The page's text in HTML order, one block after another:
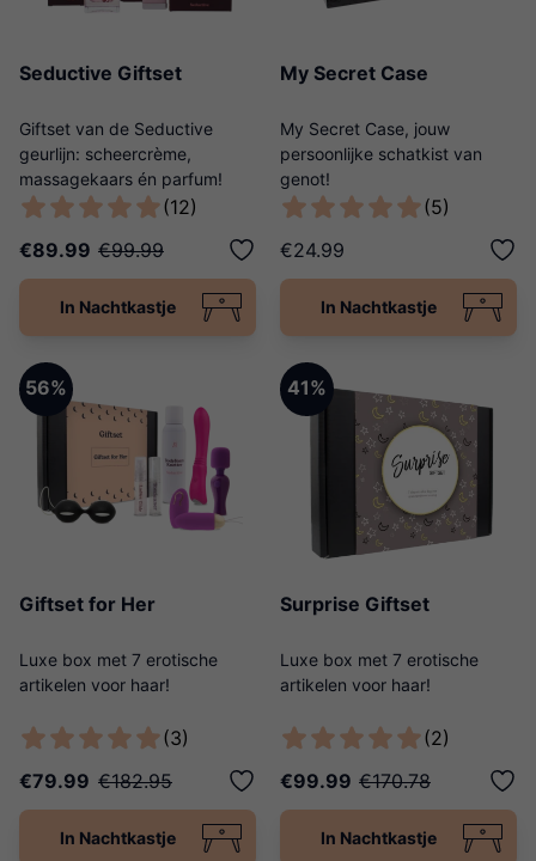
Seductive Giftset
Giftset van de Seductive
geurlijn: scheercrème,
massagekaars én parfum!
(12)
€89.99 €99.99
In Nachtkastje
My Secret Case
My Secret Case, jouw
persoonlijke schatkist van
genot!
(5)
€24.99
In Nachtkastje
56%
Giftset for Her
Luxe box met 7 erotische
artikelen voor haar!
(3)
€79.99 €182.95
In Nachtkastje
41%
Surprise Giftset
Luxe box met 7 erotische
artikelen voor haar!
(2)
€99.99 €170.78
In Nachtkastje